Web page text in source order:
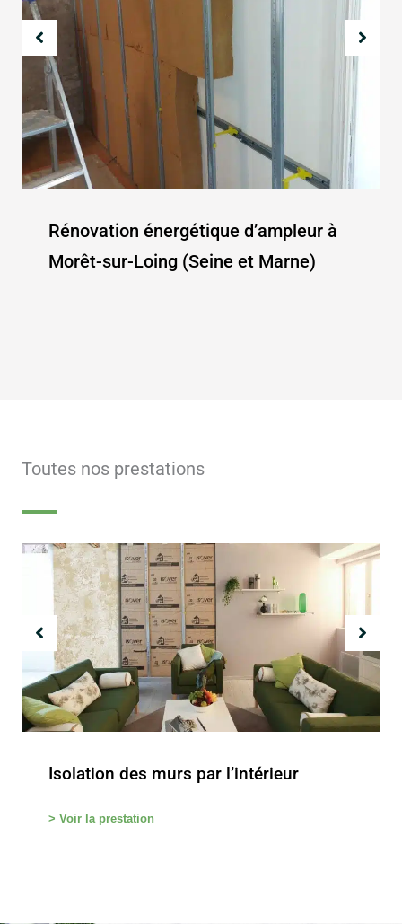
Rénovation énergétique d’ampleur à
Morêt-sur-Loing (Seine et Marne)
Toutes nos prestations
Isolation des murs par l’intérieur
> Voir la prestation